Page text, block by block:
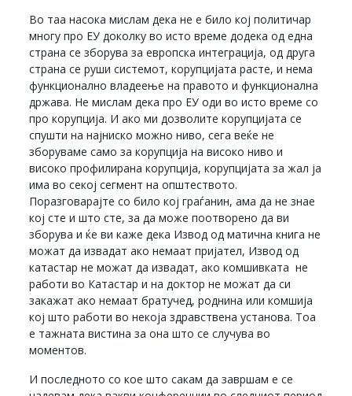
Во таа насока мислам дека не е било кој политичар
многу про ЕУ доколку во исто време додека од една
страна се зборува за европска интеграција, од друга
страна се руши системот, корупцијата расте, и нема
функционално владеење на правото и функционална
држава. Не мислам дека про ЕУ оди во исто време со
про корупција. И ако ми дозволите корупцијата се
спушти на најниско можно ниво, сега веќе не
зборуваме само за корупција на високо ниво и
високо профилирана корупција, корупцијата за жал ја
има во секој сегмент на општеството.
Поразговарајте со било кој граѓанин, ама да не знае
кој сте и што сте, за да може поотворено да ви
зборува и ќе ви каже дека Извод од матична книга не
можат да извадат ако немаат пријател, Извод од
катастар не можат да извадат, ако комшивката не
работи во Катастар и на доктор не можат да си
закажат ако немаат братучед, роднина или комшија
кој што работи во некоја здравствена установа. Тоа
е тажната вистина за она што се случува во
моментов.
И последното со кое што сакам да завршам е се